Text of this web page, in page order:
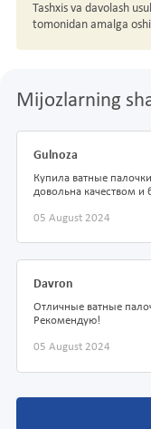
Tashxis va davolash
tomonidan amalga
Mijozlarning
Gulnoza
Купила ватные
довольна качеством и
05 August 2024
Davron
Отличные ватные
Рекомендую!
05 August 2024